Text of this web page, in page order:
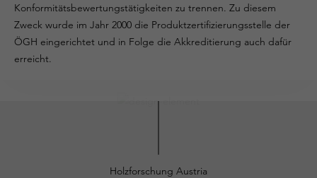
Konformitätsbewertungstätigkeiten zu trennen. Zu diesem
Zweck wurde im Jahr 2000 die Produktzertifizierungsstelle der
ÖGH eingerichtet und in Folge die Akkreditierung auch dafür
erreicht.
Holzforschung Austria